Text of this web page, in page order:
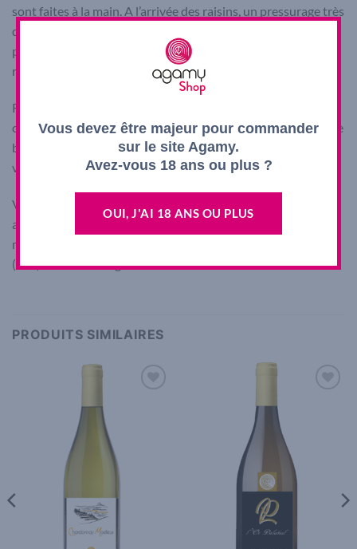
sont faites à la main. A l’arrivée des raisins, un pressurage très
doux est effectué. La vinification et l’élevage se font pour
partie en fûts de chêne sur lies fines avec bâtonnages
réguliers afin d’apporter de la richesse et de la complexité.
Robe jaune dorée avec un nez aux arômes de fruits jaune
comme la pêche et l’abricot ainsi que des notes beurrées. Une
bouche gourmande avec une pointe de minéralité. En
vieillissant, des arômes de miel se développent.
Vin d’apéritif par excellence, il pourra également
accompagner des Saint-Jacques juste saisies, une sole
meunière ou un suprême de volaille grillé. A déguster frais
(9°C). Potentiel de garde de 5 ans.
PRODUITS SIMILAIRES
Vous devez être majeur pour commander
sur le site Agamy.
Avez-vous 18 ans ou plus ?
OUI, J'AI 18 ANS OU PLUS